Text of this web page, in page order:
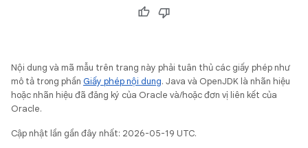
Nội dung và mã mẫu trên trang này phải tuân thủ các giấy phép như
mô tả trong phần Giấy phép nội dung. Java và OpenJDK là nhãn hiệu
hoặc nhãn hiệu đã đăng ký của Oracle và/hoặc đơn vị liên kết của
Oracle.
Cập nhật lần gần đây nhất: 2026-05-19 UTC.